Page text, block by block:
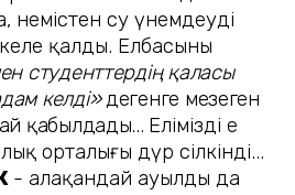
немістен су үнемдеуді
қалды. Елбасының
студенттердің қаласы
келді»дегенге меңзеген
қабылдады... Еліміздің ең
орталығы дүр сілкінді...
- алақандай ауылды да